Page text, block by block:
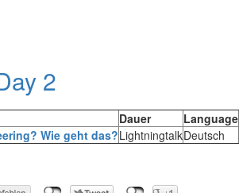
2
Dauer Language
Wie geht das?‎LightningtalkDeutsch